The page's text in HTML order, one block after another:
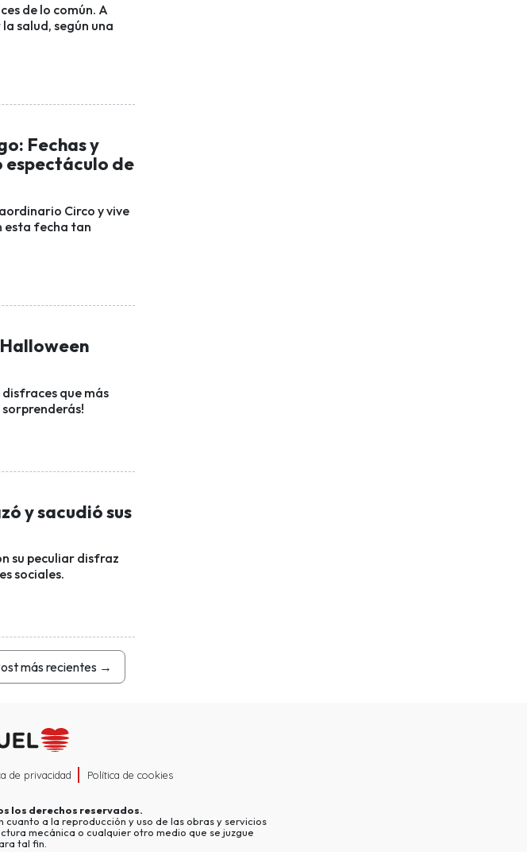
de lo común. A
salud, según una
Fechas y
espectáculo de
Circo y vive
esta fecha tan
disfraces que más
sorprenderás!
y sacudió sus
su peculiar disfraz
sociales.
más recientes →
de privacidad Política de cookies
los derechos reservados.
cuanto a la reproducción y uso de las obras y servicios
mecánica o cualquier otro medio que se juzgue
tal fin.